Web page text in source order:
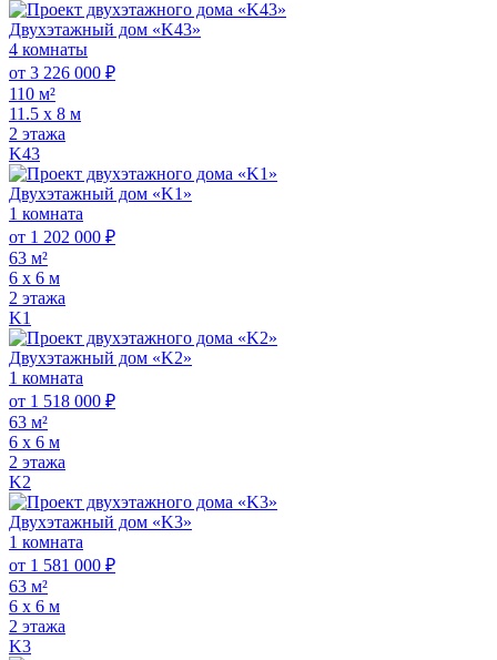
Двухэтажный дом «K43»
4 комнаты
от 3 226 000 ₽
110 м²
11.5 х 8 м
2 этажа
K43
Двухэтажный дом «K1»
1 комната
от 1 202 000 ₽
63 м²
6 х 6 м
2 этажа
K1
Двухэтажный дом «K2»
1 комната
от 1 518 000 ₽
63 м²
6 х 6 м
2 этажа
K2
Двухэтажный дом «K3»
1 комната
от 1 581 000 ₽
63 м²
6 х 6 м
2 этажа
K3